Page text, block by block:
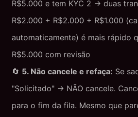
R$5.000 e tem KYC 2 → duas
R$2.000 + R$2.000 + R$1.000
automaticamente) é mais rápido
R$5.000 com revisão
🔄 5. Não cancele e refaça: Se
"Solicitado" → NÃO cancele.
para o fim da fila. Mesmo que